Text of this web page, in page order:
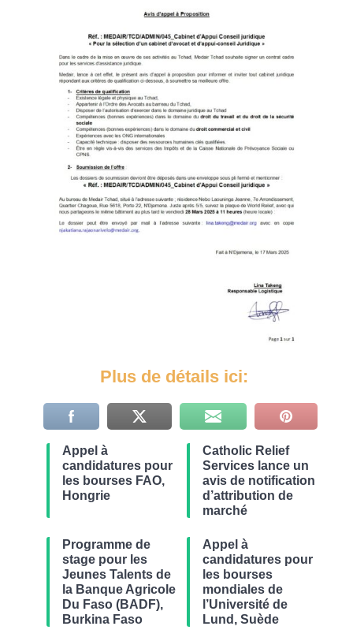
Plus de détails ici:
Appel à
candidatures pour
les bourses FAO,
Hongrie
Catholic Relief
Services lance un
avis de notification
d’attribution de
marché
Programme de
stage pour les
Jeunes Talents de
la Banque Agricole
Du Faso (BADF),
Burkina Faso
Appel à
candidatures pour
les bourses
mondiales de
l’Université de
Lund, Suède